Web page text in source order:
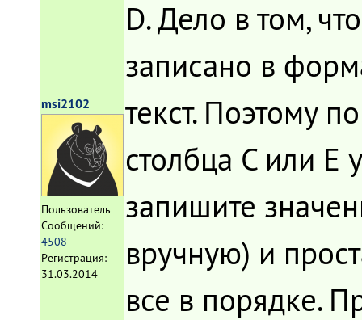
msi2102
Пользователь
Сообщений:
4508
Регистрация:
31.03.2014
D. Дело в том,
записано в
текст. Поэтому
столбца С или Е
запишите
вручную) и
все в порядке.